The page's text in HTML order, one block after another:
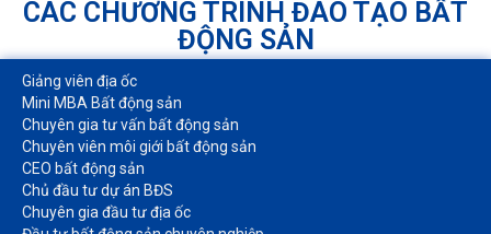
CÁC CHƯƠNG TRÌNH ĐÀO TẠO BẤT
ĐỘNG SẢN
Giảng viên địa ốc
Mini MBA Bất động sản
Chuyên gia tư vấn bất động sản
Chuyên viên môi giới bất động sản​
CEO bất động sản
Chủ đầu tư dự án BĐS
Chuyên gia đầu tư địa ốc​